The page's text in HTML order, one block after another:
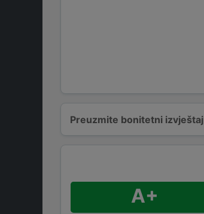
Preuzmite bonitetni izvještaj
A+